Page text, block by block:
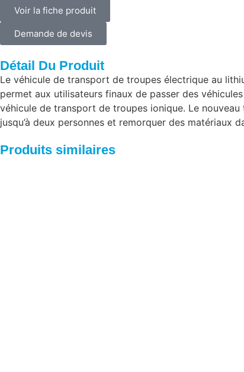
Voir la fiche produit
Demande de devis
Détail Du Produit
Le véhicule de transport de troupes électrique au
permet aux utilisateurs finaux de passer des
véhicule de transport de troupes ionique. Le
jusqu’à deux personnes et remorquer des
Produits similaires